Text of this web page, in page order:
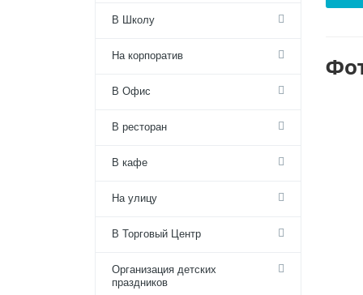
В Школу
На корпоратив
В Офис
В ресторан
В кафе
На улицу
В Торговый Центр
Организация детских
праздников